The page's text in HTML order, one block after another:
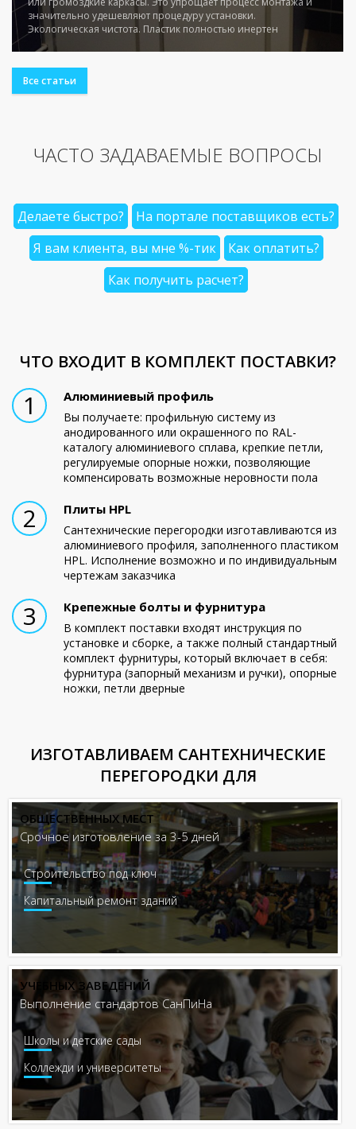
значительно удешевляют процедуру установки.
Экологическая чистота. Пластик полностью инертен
Все статьи
ЧАСТО ЗАДАВАЕМЫЕ ВОПРОСЫ
Делаете быстро?
На портале поставщиков есть?
Я вам клиента, вы мне %-тик
Как оплатить?
Как получить расчет?
ЧТО ВХОДИТ В КОМПЛЕКТ ПОСТАВКИ?
1 Алюминиевый профиль
Вы получаете: профильную систему из
анодированного или окрашенного по RAL-
каталогу алюминиевого сплава, крепкие петли,
регулируемые опорные ножки, позволяющие
компенсировать возможные неровности пола
2 Плиты HPL
Сантехнические перегородки изготавливаются из
алюминиевого профиля, заполненного пластиком
HPL. Исполнение возможно и по индивидуальным
чертежам заказчика
3 Крепежные болты и фурнитура
В комплект поставки входят инструкция по
установке и сборке, а также полный стандартный
комплект фурнитуры, который включает в себя:
фурнитура (запорный механизм и ручки), опорные
ножки, петли дверные
ИЗГОТАВЛИВАЕМ САНТЕХНИЧЕСКИЕ
ПЕРЕГОРОДКИ ДЛЯ
ОБЩЕСТВЕННЫХ МЕСТ
Срочное изготовление за 3-5 дней
Строительство под ключ
Капитальный ремонт зданий
УЧЕБНЫХ ЗАВЕДЕНИЙ
Выполнение стандартов СанПиНа
Школы и детские сады
Коллежди и университеты